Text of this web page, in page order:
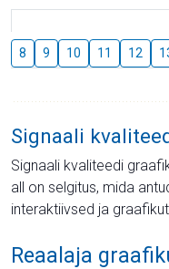
8 9 10 11 12
Signaali
Signaali kvaliteedi
all on selgitus, mida
interaktiivsed ja
Reaalaja